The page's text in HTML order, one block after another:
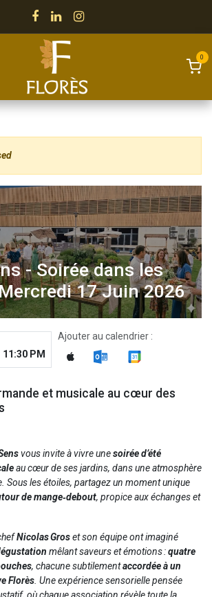
0
- Soirée dans les
17 Juin 2026
11:30 PM
Ajouter au calendrier :
et musicale au cœur des
vous invite à vivre unesoirée d’été
au cœur de ses jardins, dans une atmosphère
Sous les étoiles, partagez un moment unique
de mange‑debout, propice aux échanges et
Nicolas Groset son équipe ont imaginé
mêlant saveurs et émotions :quatre
, chacune subtilementaccordée à un
Florès. Une expérience sensorielle pensée